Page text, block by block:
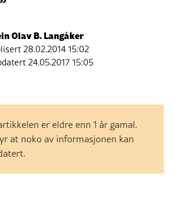
Olav B. Langåker
28.02.2014 15:02
24.05.2017 15:05
er eldre enn 1 år gamal.
at noko av informasjonen kan